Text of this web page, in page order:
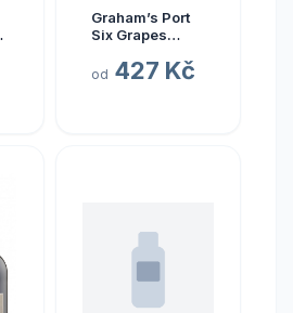
Graham’s Port
Six Grapes
0,75 l (holá
od 427 Kč